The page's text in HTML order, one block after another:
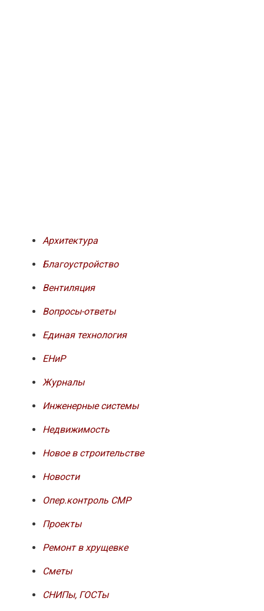
Архитектура
Благоустройство
Вентиляция
Вопросы-ответы
Единая технология
ЕНиР
Журналы
Инженерные системы
Недвижимость
Новое в строительстве
Новости
Опер.контроль СМР
Проекты
Ремонт в хрущевке
Сметы
СНИПы, ГОСТы